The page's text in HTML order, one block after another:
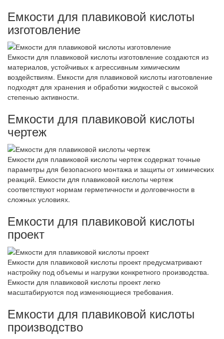
Емкости для плавиковой кислоты
изготовление
Емкости для плавиковой кислоты изготовление создаются из
материалов, устойчивых к агрессивным химическим
воздействиям. Емкости для плавиковой кислоты изготовление
подходят для хранения и обработки жидкостей с высокой
степенью активности.
Емкости для плавиковой кислоты
чертеж
Емкости для плавиковой кислоты чертеж содержат точные
параметры для безопасного монтажа и защиты от химических
реакций. Емкости для плавиковой кислоты чертеж
соответствуют нормам герметичности и долговечности в
сложных условиях.
Емкости для плавиковой кислоты
проект
Емкости для плавиковой кислоты проект предусматривают
настройку под объемы и нагрузки конкретного производства.
Емкости для плавиковой кислоты проект легко
масштабируются под изменяющиеся требования.
Емкости для плавиковой кислоты
производство